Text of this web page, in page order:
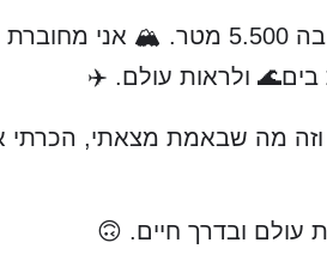
טיפסתי על הרי ההימלאיה לפני 6 שנים והגעתי לגובה
בים🌊 ולראות עולם. ✈️
וזה מה שבאמת מצאתי, הכרתי
ובדרך חיים. 🙃